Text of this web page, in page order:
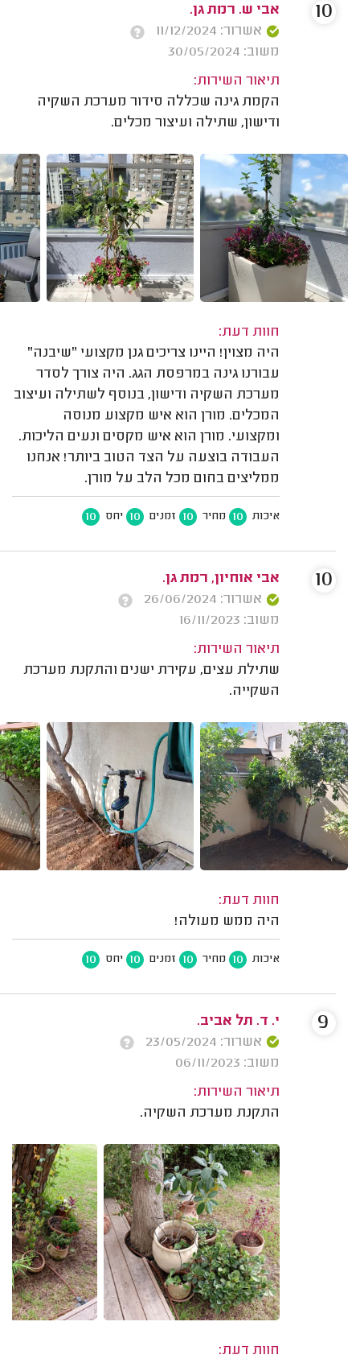
אבי ש. רמת גן.
אשרור: 11/12/2024
משוב: 30/05/2024
תיאור השירות:
הקמת גינה שכללה סידור מערכת השקיה
ודישון, שתילה ועיצור מכלים.
חוות דעת:
היה מצוין! היינו צריכים גנן מקצועי "שיבנה"
עבורנו גינה במרפסת הגג. היה צורך לסדר
מערכת השקיה ודישון, בנוסף לשתילה ועיצוב
המכלים. מורן הוא איש מקצוע מנוסה
ומקצועי. מורן הוא איש מקסים ונעים הליכות.
העבודה בוצעה על הצד הטוב ביותר! אנחנו
ממליצים בחום מכל הלב על מורן.
איכות 10 מחיר 10 זמנים 10 יחס 10
10
אבי אוחיון, רמת גן.
אשרור: 26/06/2024
משוב: 16/11/2023
תיאור השירות:
שתילת עצים, עקירת ישנים והתקנת מערכת
השקייה.
חוות דעת:
היה ממש מעולה!
איכות 10 מחיר 10 זמנים 10 יחס 10
10
י. ד. תל אביב.
אשרור: 23/05/2024
משוב: 06/11/2023
תיאור השירות:
התקנת מערכת השקיה.
חוות דעת:
9